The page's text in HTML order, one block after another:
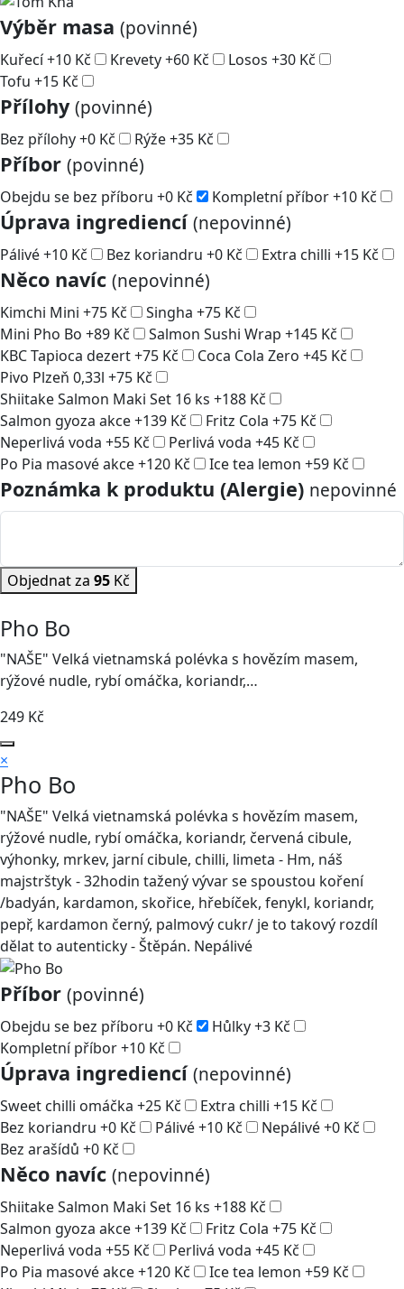
Výběr masa (povinné)
Kuřecí+10 Kč Krevety+60 Kč Losos +30 Kč
Tofu +15 Kč
Přílohy (povinné)
Bez přílohy+0 Kč Rýže+35 Kč
Příbor (povinné)
Obejdu se bez příboru +0 Kč Kompletní příbor+10 Kč
Úprava ingrediencí (nepovinné)
Pálivé+10 Kč Bez koriandru +0 Kč Extra chilli +15 Kč
Něco navíc (nepovinné)
Kimchi Mini +75 Kč Singha +75 Kč
Mini Pho Bo +89 Kč Salmon Sushi Wrap +145 Kč
KBC Tapioca dezert+75 Kč Coca Cola Zero +45 Kč
Pivo Plzeň 0,33l +75 Kč
Shiitake Salmon Maki Set 16 ks +188 Kč
Salmon gyoza akce+139 Kč Fritz Cola +75 Kč
Neperlivá voda +55 Kč Perlivá voda +45 Kč
Po Pia masové akce+120 Kč Ice tea lemon +59 Kč
Poznámka k produktu (Alergie) nepovinné
Objednat za 95 Kč
Pho Bo
"NAŠE" Velká vietnamská polévka s hovězím masem,
rýžové nudle, rybí omáčka, koriandr,…
249 Kč
×
Pho Bo
"NAŠE" Velká vietnamská polévka s hovězím masem,
rýžové nudle, rybí omáčka, koriandr, červená cibule,
výhonky, mrkev, jarní cibule, chilli, limeta - Hm, náš
majstrštyk - 32hodin tažený vývar se spoustou koření
/badyán, kardamon, skořice, hřebíček, fenykl, koriandr,
pepř, kardamon černý, palmový cukr/ je to takový rozdíl
dělat to autenticky - Štěpán. Nepálivé
Příbor (povinné)
Obejdu se bez příboru +0 Kč Hůlky+3 Kč
Kompletní příbor+10 Kč
Úprava ingrediencí (nepovinné)
Sweet chilli omáčka +25 Kč Extra chilli +15 Kč
Bez koriandru +0 Kč Pálivé+10 Kč Nepálivé+0 Kč
Bez arašídů +0 Kč
Něco navíc (nepovinné)
Shiitake Salmon Maki Set 16 ks +188 Kč
Salmon gyoza akce+139 Kč Fritz Cola +75 Kč
Neperlivá voda +55 Kč Perlivá voda +45 Kč
Po Pia masové akce+120 Kč Ice tea lemon +59 Kč